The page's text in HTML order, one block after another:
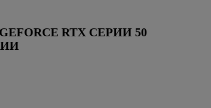
RTX СЕРИИ 50
ИИ